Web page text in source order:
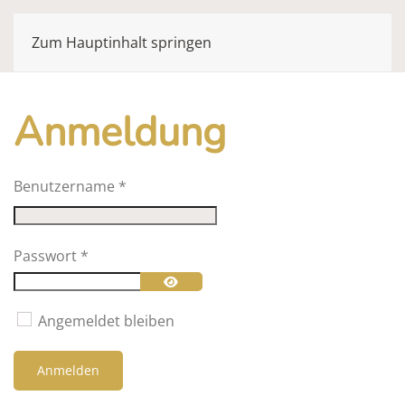
Zum Hauptinhalt springen
Anmeldung
Benutzername *
Passwort *
Passwort anzeigen
Angemeldet bleiben
Anmelden